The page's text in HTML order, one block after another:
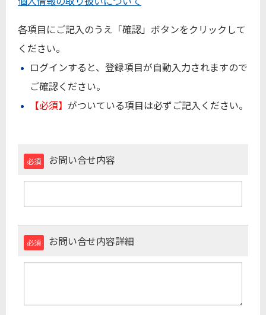
各項目にご記入のうえ「確認」ボタンをクリックして
ください。
ログインすると、登録項目が自動入力されますので
ご確認ください。
【必須】 がついている項目は必ずご記入ください。
必須 お問い合せ内容
必須 お問い合せ内容詳細